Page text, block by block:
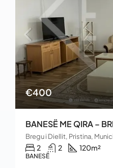
€400
BANESË ME QIRA –
2 2 120m²
BANESË